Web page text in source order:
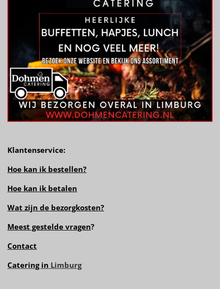
Klantenservice:
Hoe kan ik bestellen?
Hoe kan ik betalen
Wat zijn de bezorgkosten?
Meest gestelde vragen?
Contact
Catering in Limburg